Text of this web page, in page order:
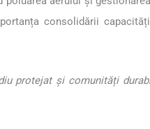
consolidării
protejat și comunități